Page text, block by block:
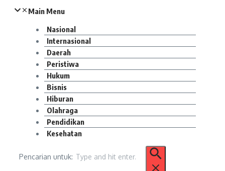
Main Menu
Nasional
Internasional
Daerah
Peristiwa
Hukum
Bisnis
Hiburan
Olahraga
Pendidikan
Kesehatan
Pencarian untuk: